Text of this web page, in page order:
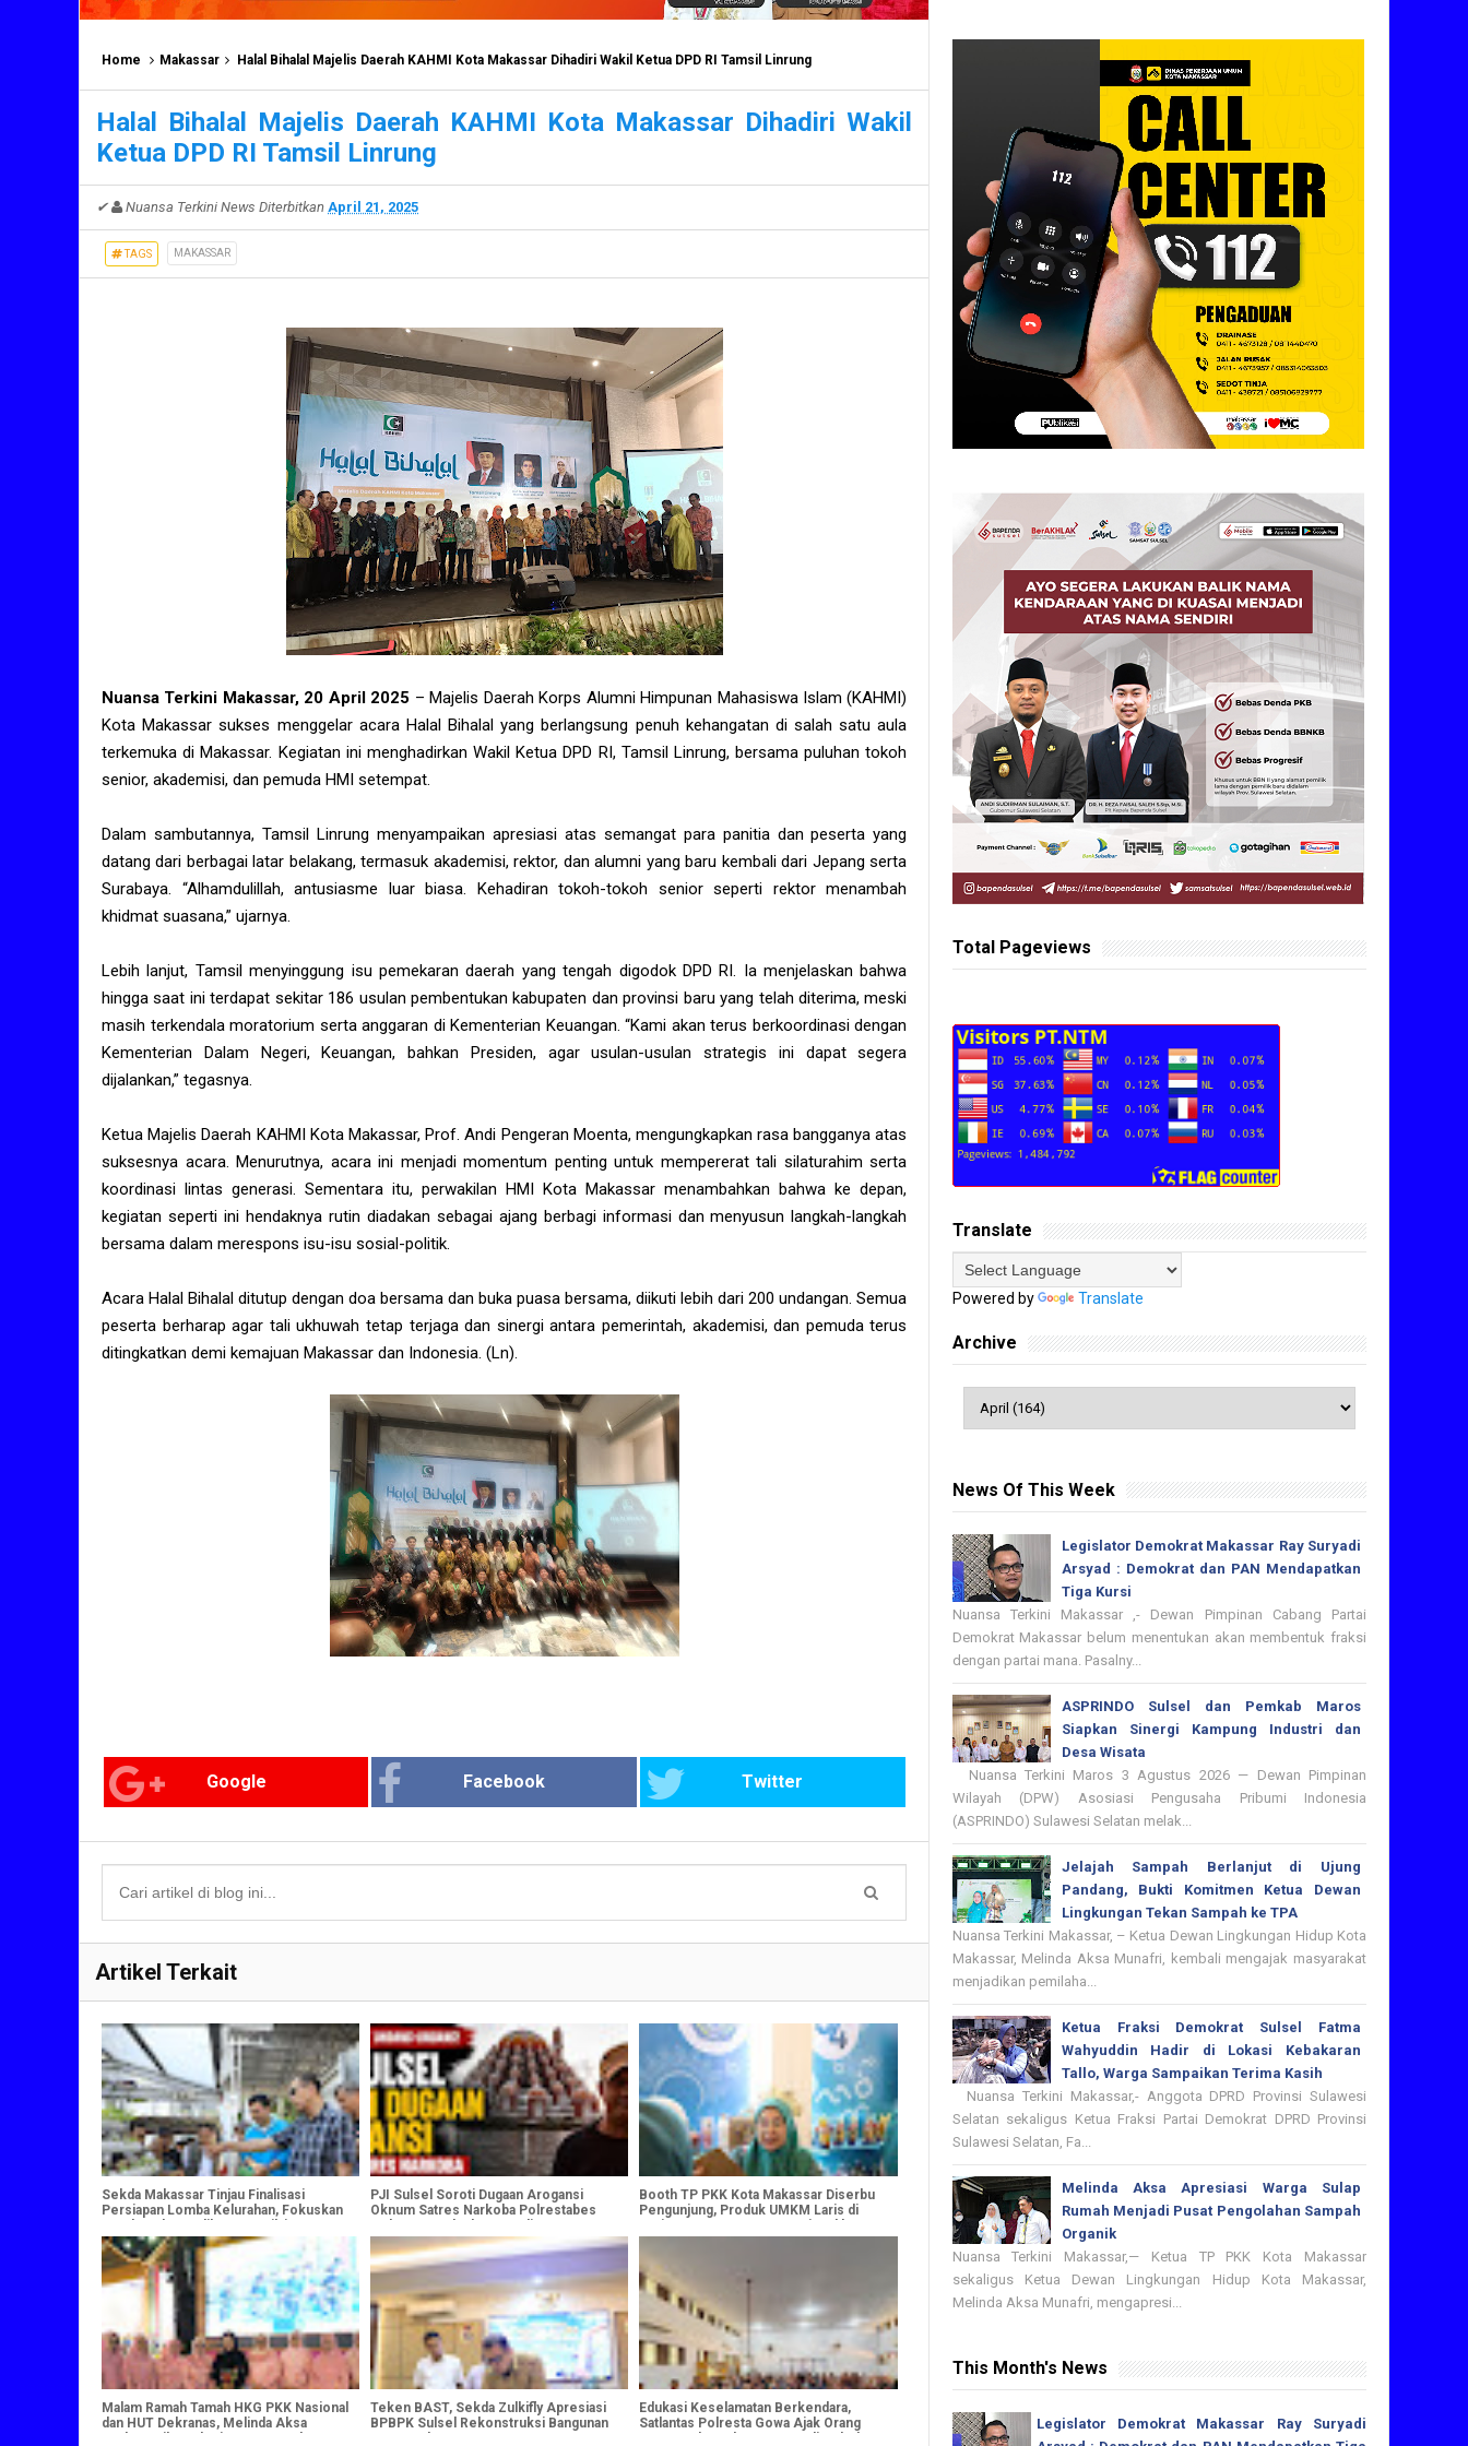
Home Makassar Halal Bihalal Majelis Daerah KAHMI Kota Makassar Dihadiri Wakil Ketua DPD RI Tamsil Linrung
Halal Bihalal Majelis Daerah KAHMI Kota Makassar Dihadiri Wakil
Ketua DPD RI Tamsil Linrung
✔ Nuansa Terkini News Diterbitkan April 21, 2025
TAGS MAKASSAR
Nuansa Terkini Makassar, 20 April 2025 – Majelis Daerah Korps Alumni Himpunan Mahasiswa Islam (KAHMI)
Kota Makassar sukses menggelar acara Halal Bihalal yang berlangsung penuh kehangatan di salah satu aula
terkemuka di Makassar. Kegiatan ini menghadirkan Wakil Ketua DPD RI, Tamsil Linrung, bersama puluhan tokoh
senior, akademisi, dan pemuda HMI setempat.
Dalam sambutannya, Tamsil Linrung menyampaikan apresiasi atas semangat para panitia dan peserta yang
datang dari berbagai latar belakang, termasuk akademisi, rektor, dan alumni yang baru kembali dari Jepang serta
Surabaya. “Alhamdulillah, antusiasme luar biasa. Kehadiran tokoh-tokoh senior seperti rektor menambah
khidmat suasana,” ujarnya.
Lebih lanjut, Tamsil menyinggung isu pemekaran daerah yang tengah digodok DPD RI. Ia menjelaskan bahwa
hingga saat ini terdapat sekitar 186 usulan pembentukan kabupaten dan provinsi baru yang telah diterima, meski
masih terkendala moratorium serta anggaran di Kementerian Keuangan. “Kami akan terus berkoordinasi dengan
Kementerian Dalam Negeri, Keuangan, bahkan Presiden, agar usulan-usulan strategis ini dapat segera
dijalankan,” tegasnya.
Ketua Majelis Daerah KAHMI Kota Makassar, Prof. Andi Pengeran Moenta, mengungkapkan rasa bangganya atas
suksesnya acara. Menurutnya, acara ini menjadi momentum penting untuk mempererat tali silaturahim serta
koordinasi lintas generasi. Sementara itu, perwakilan HMI Kota Makassar menambahkan bahwa ke depan,
kegiatan seperti ini hendaknya rutin diadakan sebagai ajang berbagi informasi dan menyusun langkah-langkah
bersama dalam merespons isu-isu sosial-politik.
Acara Halal Bihalal ditutup dengan doa bersama dan buka puasa bersama, diikuti lebih dari 200 undangan. Semua
peserta berharap agar tali ukhuwah tetap terjaga dan sinergi antara pemerintah, akademisi, dan pemuda terus
ditingkatkan demi kemajuan Makassar dan Indonesia. (Ln).
Google Facebook Twitter
Artikel Terkait
Sekda Makassar Tinjau Finalisasi
Persiapan Lomba Kelurahan, Fokuskan
PJI Sulsel Soroti Dugaan Arogansi
Oknum Satres Narkoba Polrestabes
Peliputan
Booth TP PKK Kota Makassar Diserbu
Pengunjung, Produk UMKM Laris di
Malam Ramah Tamah HKG PKK Nasional
dan HUT Dekranas, Melinda Aksa
Teken BAST, Sekda Zulkifly Apresiasi
BPBPK Sulsel Rekonstruksi Bangunan
Edukasi Keselamatan Berkendara,
Satlantas Polresta Gowa Ajak Orang
Total Pageviews
Translate
Powered by Translate
Archive
News Of This Week
Legislator Demokrat Makassar Ray Suryadi
Arsyad : Demokrat dan PAN Mendapatkan
Tiga Kursi
Nuansa Terkini Makassar ,- Dewan Pimpinan Cabang Partai
Demokrat Makassar belum menentukan akan membentuk fraksi
dengan partai mana. Pasalny...
ASPRINDO Sulsel dan Pemkab Maros
Siapkan Sinergi Kampung Industri dan
Desa Wisata
Nuansa Terkini Maros 3 Agustus 2026 — Dewan Pimpinan
Wilayah (DPW) Asosiasi Pengusaha Pribumi Indonesia
(ASPRINDO) Sulawesi Selatan melak...
Jelajah Sampah Berlanjut di Ujung
Pandang, Bukti Komitmen Ketua Dewan
Lingkungan Tekan Sampah ke TPA
Nuansa Terkini Makassar, – Ketua Dewan Lingkungan Hidup Kota
Makassar, Melinda Aksa Munafri, kembali mengajak masyarakat
menjadikan pemilaha...
Ketua Fraksi Demokrat Sulsel Fatma
Wahyuddin Hadir di Lokasi Kebakaran
Tallo, Warga Sampaikan Terima Kasih
Nuansa Terkini Makassar,- Anggota DPRD Provinsi Sulawesi
Selatan sekaligus Ketua Fraksi Partai Demokrat DPRD Provinsi
Sulawesi Selatan, Fa...
Melinda Aksa Apresiasi Warga Sulap
Rumah Menjadi Pusat Pengolahan Sampah
Organik
Nuansa Terkini Makassar,— Ketua TP PKK Kota Makassar
sekaligus Ketua Dewan Lingkungan Hidup Kota Makassar,
Melinda Aksa Munafri, mengapresi...
This Month's News
Legislator Demokrat Makassar Ray Suryadi